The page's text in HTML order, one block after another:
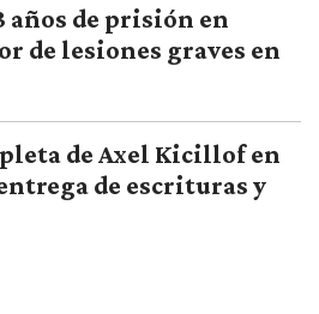
años de prisión en
de lesiones graves en
de Axel Kicillof en
de escrituras y